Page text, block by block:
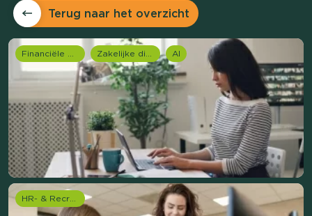
Terug naar het overzicht
AI